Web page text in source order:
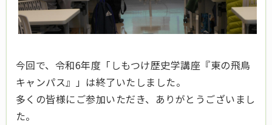
今回で、令和6年度「しもつけ歴史学講座『東の飛鳥
キャンパス』」は終了いたしました。
多くの皆様にご参加いただき、ありがとうございまし
た。